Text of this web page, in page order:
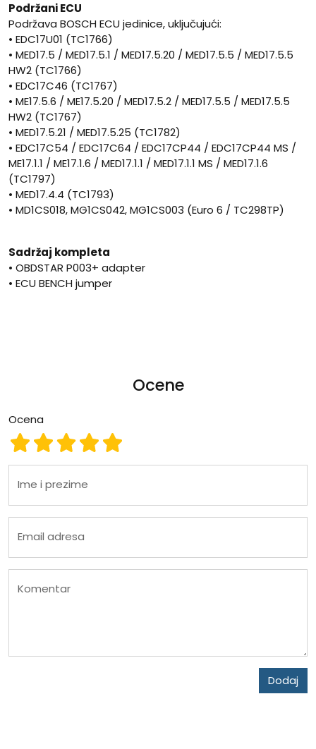
Podržani ECU
Podržava BOSCH ECU jedinice, uključujući:
• EDC17U01 (TC1766)
• MED17.5 / MED17.5.1 / MED17.5.20 / MED17.5.5 / MED17.5.5
HW2 (TC1766)
• EDC17C46 (TC1767)
• ME17.5.6 / ME17.5.20 / MED17.5.2 / MED17.5.5 / MED17.5.5
HW2 (TC1767)
• MED17.5.21 / MED17.5.25 (TC1782)
• EDC17C54 / EDC17C64 / EDC17CP44 / EDC17CP44 MS /
ME17.1.1 / ME17.1.6 / MED17.1.1 / MED17.1.1 MS / MED17.1.6
(TC1797)
• MED17.4.4 (TC1793)
• MD1CS018, MG1CS042, MG1CS003 (Euro 6 / TC298TP)
Sadržaj kompleta
• OBDSTAR P003+ adapter
• ECU BENCH jumper
Ocene
Ocena
Ocena 5
Ocena 4
Ocena 3
Ocena 2
Ocena 1
Ime i prezime
Email adresa
Komentar
Dodaj